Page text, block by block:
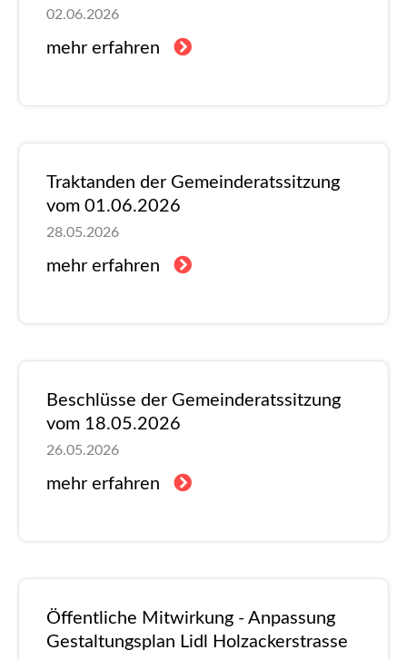
02.06.2026
mehr erfahren
Traktanden der Gemeinderatssitzung
vom 01.06.2026
28.05.2026
mehr erfahren
Beschlüsse der Gemeinderatssitzung
vom 18.05.2026
26.05.2026
mehr erfahren
Öffentliche Mitwirkung - Anpassung
Gestaltungsplan Lidl Holzackerstrasse